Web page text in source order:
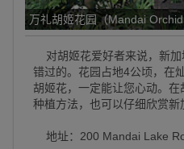
万礼胡姬花园（Mandai Orchid
对胡姬花爱好者来说，新加
错过的。花园占地4公顷，在
胡姬花，一定能让您心动。
种植方法，也可以仔细欣赏新
地址：200 Mandai Lake